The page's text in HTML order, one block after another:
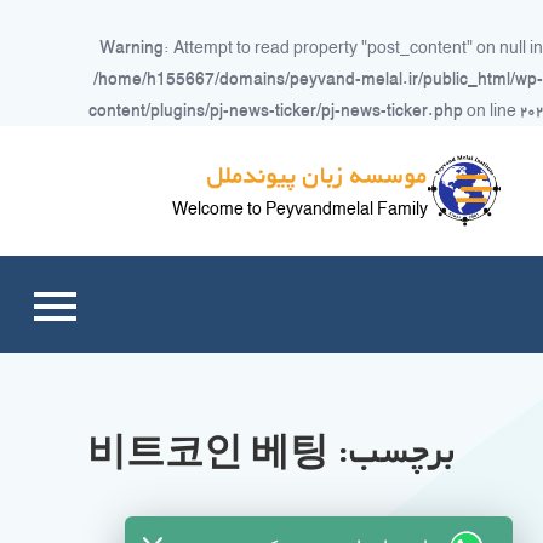
Warning: Attempt to read property "post_content" on null in
/home/h155667/domains/peyvand-melal.ir/public_html/wp-
content/plugins/pj-news-ticker/pj-news-ticker.php on line ۲۰۲
content
موسسه زبان پیوندملل
Welcome to Peyvandmelal Family
برچسب: 비트코인 베팅